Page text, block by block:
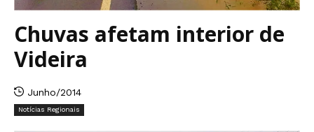
Chuvas afetam interior de
Videira
Junho/2014
Notícias Regionais